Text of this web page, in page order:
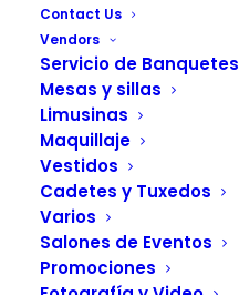
Contact Us
Vendors
Servicio de Banquetes
Mesas y sillas
Limusinas
Maquillaje
Vestidos
Cadetes y Tuxedos
Varios
Salones de Eventos
Promociones